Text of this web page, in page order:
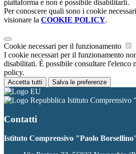
piattaforma e non è possibile disabilitarli.
Per conoscere quali sono i cookie
visionare la COOKIE POLICY.
Cookie necessari per il funzionamento
I cookie necessari per il funzionamento
disabilitati. È possibile consultare l'elenco
policy.
Accetta tutti Salva le preferenze
Istituto Comprensivo
Contatti
Istituto Comprensivo "Paolo